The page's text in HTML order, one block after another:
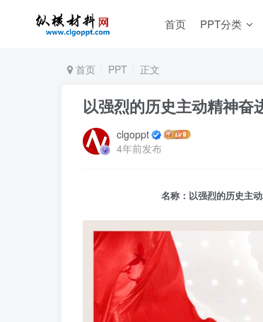
首页 PPT分类
首页 PPT 正文
以强烈的历史主动精神
clgoppt
4年前发布
名称：以强烈的历史主